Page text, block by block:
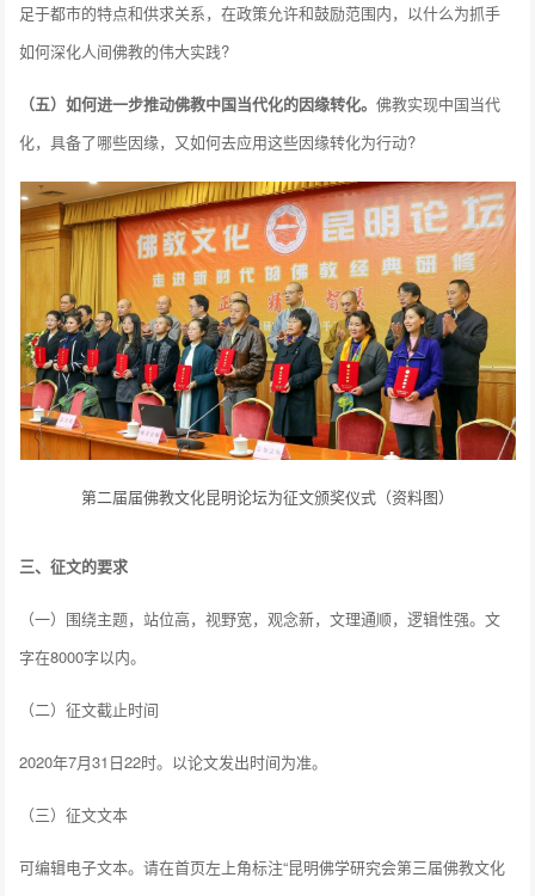
足于都市的特点和供求关系，在政策允许和鼓励范围内，以什么为抓手
如何深化人间佛教的伟大实践?
（五）如何进一步推动佛教中国当代化的因缘转化。佛教实现中国当代
化，具备了哪些因缘，又如何去应用这些因缘转化为行动?
第二届届佛教文化昆明论坛为征文颁奖仪式（资料图）
三、征文的要求
（一）围绕主题，站位高，视野宽，观念新，文理通顺，逻辑性强。文
字在8000字以内。
（二）征文截止时间
2020年7月31日22时。以论文发出时间为准。
（三）征文文本
可编辑电子文本。请在首页左上角标注“昆明佛学研究会第三届佛教文化